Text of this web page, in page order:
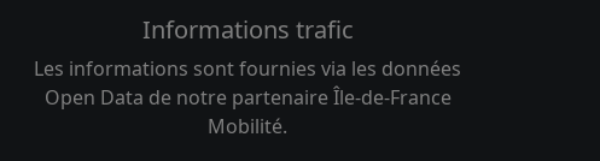
Informations trafic
Les informations sont fournies via les données
Open Data de notre partenaire Île-de-France
Mobilité.